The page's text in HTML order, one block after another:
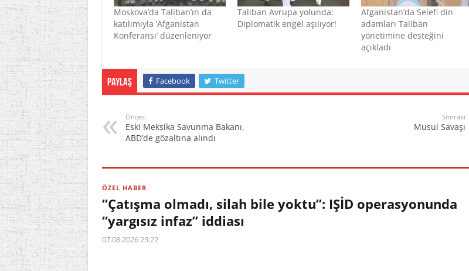
Moskova’da Taliban’ın da
katılımıyla ‘Afganistan
Konferansı’ düzenleniyor
Taliban Avrupa yolunda:
Diplomatik engel aşılıyor!
Afganistan’da Selefi din
adamları Taliban
yönetimine desteğini
açıkladı
Paylaş Facebook Twitter
Öncesi
Eski Meksika Savunma Bakanı,
ABD’de gözaltına alındı
Sonraki
Musul Savaşı
ÖZEL HABER
“Çatışma olmadı, silah bile yoktu”: IŞİD operasyonunda
“yargısız infaz” iddiası
07.08.2026 23:22